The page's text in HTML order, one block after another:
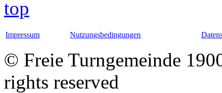
Impressum Nutzungsbedingungen
© Freie Turngemeinde
rights reserved